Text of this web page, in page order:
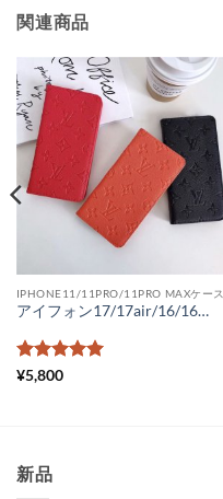
関連商品
IPHONE11/11PRO/11PRO MAXケース
アイフォン17/17air/16/16pro ケース ヴィトン iphone15/15pro スマホケース 手帳 モノグラムアンプライト iphone14/14pro カバー ヴィトン フォリオ iphone13 iphone12promax ケース レディース メンズ
5段階中
¥5,800
新品